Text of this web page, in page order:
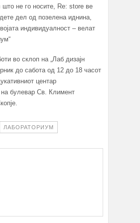
не го носите, Re: store ве
дел од позелена иднина,
индивидуалност – велат
во склоп на „Лаб дизајн
до сабота од 12 до 18 часот
центар
булевар Св. Климент
ЛАБОРАТОРИУМ